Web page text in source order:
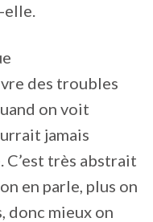
elle.
des troubles
on voit
jamais
très abstrait
en parle, plus on
donc mieux on